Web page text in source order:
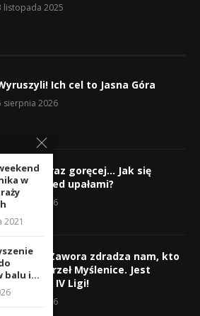
listopada 2025
Ich cel to Jasna Góra
sierpnia 2026
coraz goręcej… Jak się
przed upałami?
sierpnia 2026
Zawora zdradza nam, kto
Orzeł Myślenice. Jest
z IV Ligi!
3 sierpnia 2026
w
2021
balu i...